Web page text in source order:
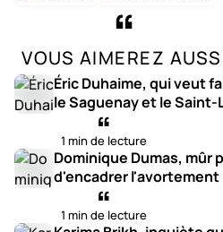
VOUS AIMEREZ
Éric Duhaime, qui veut
le Saguenay et le
1 min de lecture
Dominique Dumas, mûr
d'encadrer l'avortement
1 min de lecture